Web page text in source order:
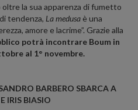
la sua apparenza di fumetto
tendenza, La medusa è una
amore e lacrime”. Grazie alla
potrà incontrare Boum in
al 1° novembre.
BARBERO SBARCA A
IRIS BIASIO